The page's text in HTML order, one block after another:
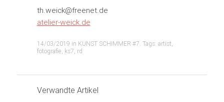
th.weick@freenet.de
atelier-weick.de
14/03/2019 in KUNST SCHIMMER #7. Tags: artist,
fotografie, ks7, rd
Verwandte Artikel